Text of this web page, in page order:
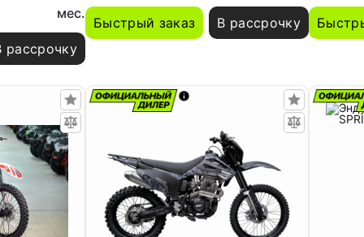
мес.
рассрочку
Быстрый заказ В рассрочку